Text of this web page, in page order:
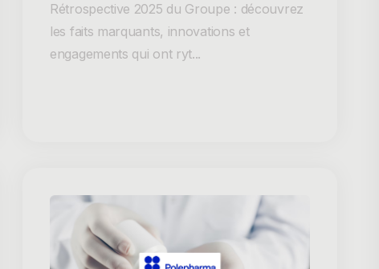
Rétrospective 2025 du Groupe : découvrez
les faits marquants, innovations et
engagements qui ont ryt...